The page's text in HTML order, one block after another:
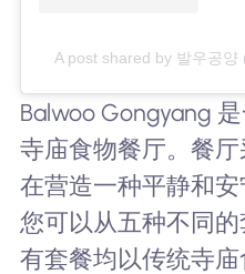
A post shared by 발우공
Balwoo Gongyang
寺庙食物餐厅。餐
在营造一种平静和安
您可以从五种不同
有套餐均以传统寺